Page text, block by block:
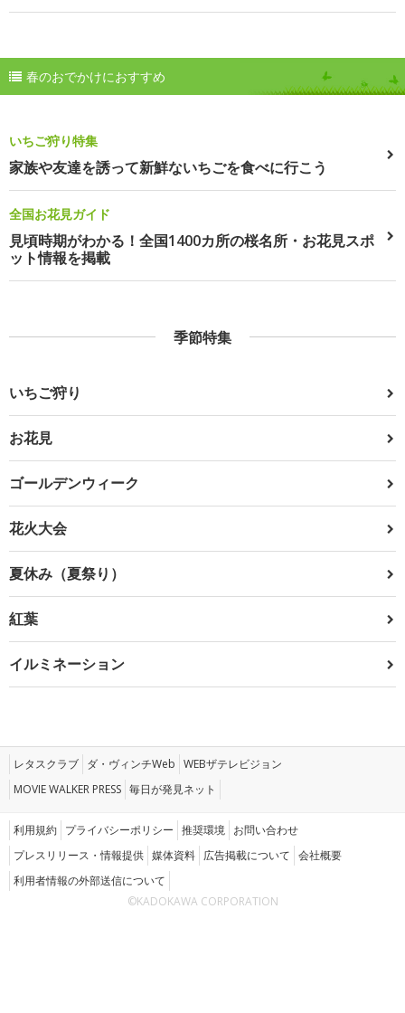
春のおでかけにおすすめ
いちご狩り特集
家族や友達を誘って新鮮ないちごを食べに行こう
全国お花見ガイド
見頃時期がわかる！全国1400カ所の桜名所・お花見スポ
ット情報を掲載
季節特集
いちご狩り
お花見
ゴールデンウィーク
花火大会
夏休み（夏祭り）
紅葉
イルミネーション
レタスクラブ ダ・ヴィンチWeb WEBザテレビジョン
MOVIE WALKER PRESS 毎日が発見ネット
利用規約 プライバシーポリシー 推奨環境 お問い合わせ
プレスリリース・情報提供 媒体資料 広告掲載について 会社概要
利用者情報の外部送信について
©KADOKAWA CORPORATION